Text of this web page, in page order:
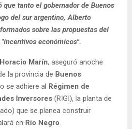
que tanto el gobernador de Buenos
del sur argentino, Alberto
sobre las propuestas del
económicos".
Horacio Marín, aseguró anoche
la provincia de Buenos
se adhiere al Régimen de
Inversores (RIGI), la planta de
que se planea construir
en Río Negro.